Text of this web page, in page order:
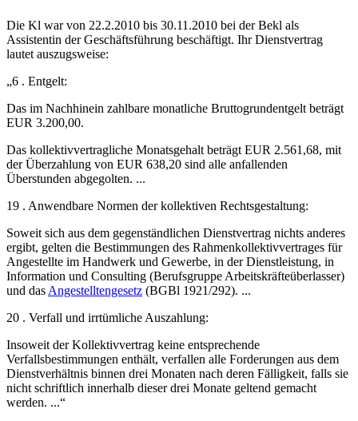
Die Kl war von 22.2.2010 bis 30.11.2010 bei der Bekl als
Assistentin der Geschäftsführung beschäftigt. Ihr Dienstvertrag
lautet auszugsweise:
„6 . Entgelt:
Das im Nachhinein zahlbare monatliche Bruttogrundentgelt beträgt
EUR 3.200,00.
Das kollektivvertragliche Monatsgehalt beträgt EUR 2.561,68, mit
der Überzahlung von EUR 638,20 sind alle anfallenden
Überstunden abgegolten. ...
19 . Anwendbare Normen der kollektiven Rechtsgestaltung:
Soweit sich aus dem gegenständlichen Dienstvertrag nichts anderes
ergibt, gelten die Bestimmungen des Rahmenkollektivvertrages für
Angestellte im Handwerk und Gewerbe, in der Dienstleistung, in
Information und Consulting (Berufsgruppe Arbeitskräfteüberlasser)
und das Angestelltengesetz (BGBl 1921/292). ...
20 . Verfall und irrtümliche Auszahlung:
Insoweit der Kollektivvertrag keine entsprechende
Verfallsbestimmungen enthält, verfallen alle Forderungen aus dem
Dienstverhältnis binnen drei Monaten nach deren Fälligkeit, falls sie
nicht schriftlich innerhalb dieser drei Monate geltend gemacht
werden. ...“